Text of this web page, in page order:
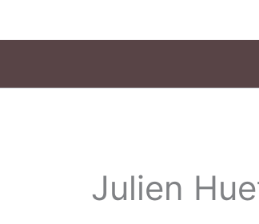
Julien
Évènements